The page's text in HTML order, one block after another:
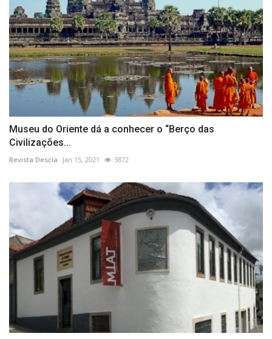
Museu do Oriente dá a conhecer o “Berço das
Civilizações...
Revista Descla Jan 15, 2021 3872